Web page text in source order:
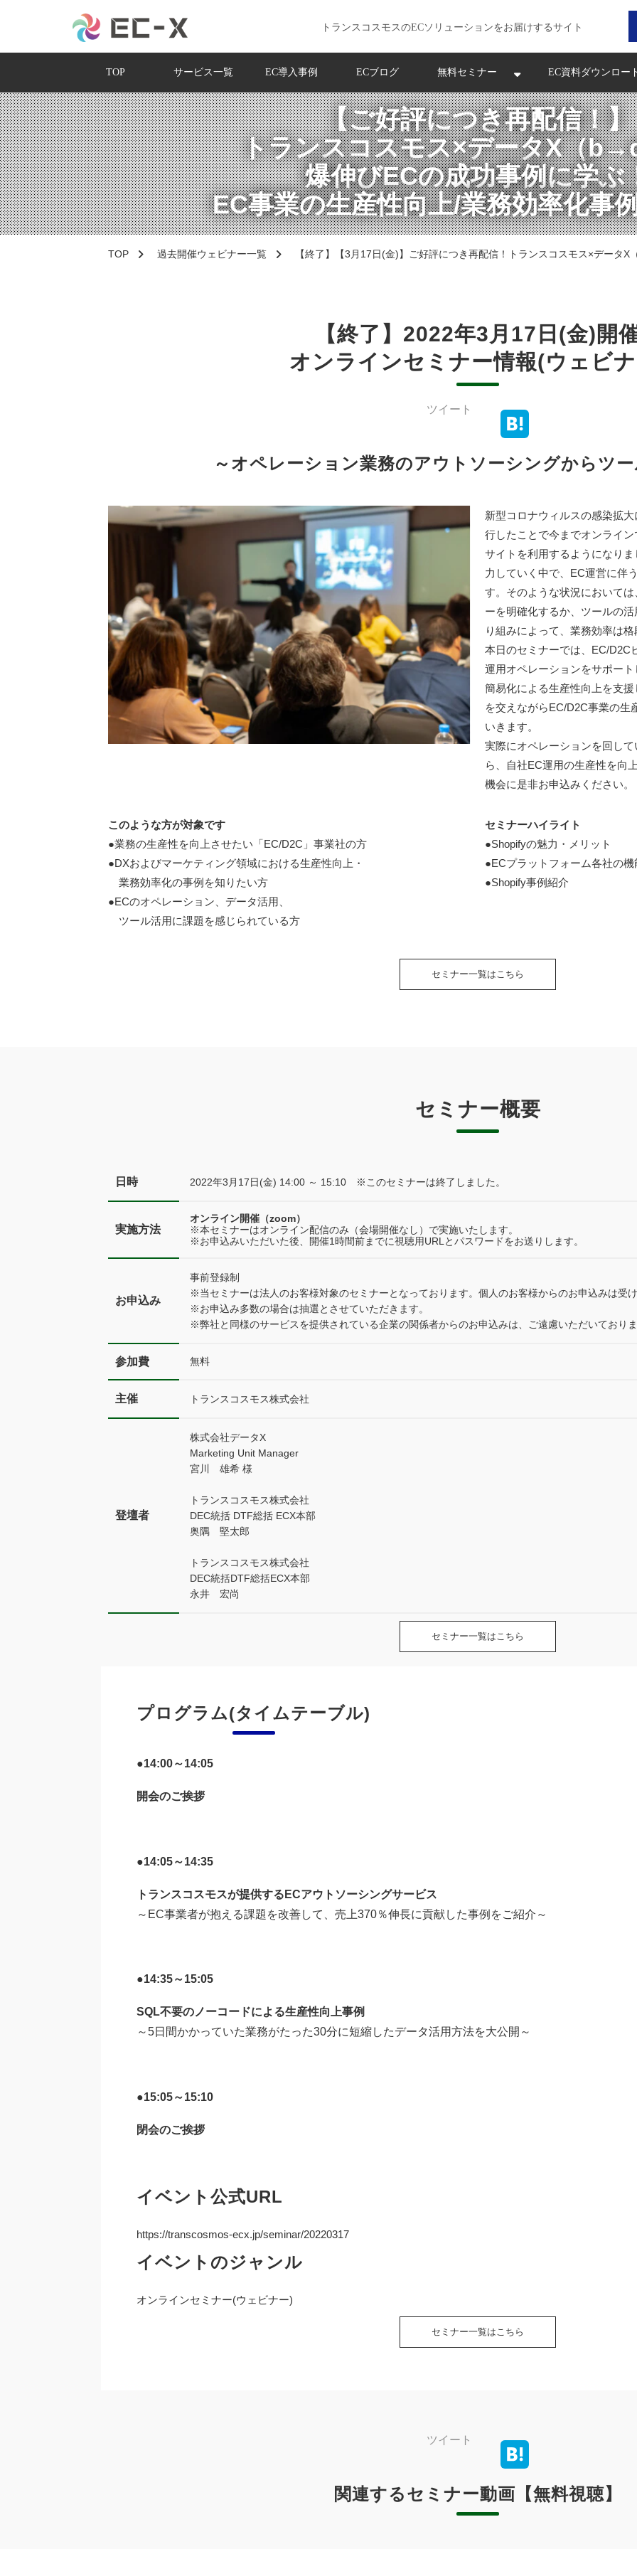
トランスコスモスのECソリューションをお届けするサイト
TOP サービス一覧 EC導入事例 ECブログ 無料セミナー EC資料ダウンロー
【ご好評につき再配信！】
トランスコスモス×データX（
爆伸びECの成功事例に学ぶ
EC事業の生産性向上/業務効率化事
TOP 過去開催ウェビナー一覧 【終了】【3月17日(金)】ご好評につき再配信！トランスコスモス×データ
【終了】2022年3月17日(金)開
オンラインセミナー情報(ウェビ
ツイート
～オペレーション業務のアウトソーシングからツ
新型コロナウィルスの感染拡
行したことで今までオンライ
サイトを利用するようになり
力していく中で、EC運営に伴
す。そのような状況において
ーを明確化するか、ツールの
り組みによって、業務効率は格
本日のセミナーでは、EC/D2C
運用オペレーションをサポー
簡易化による生産性向上を支
を交えながらEC/D2C事業の生
いきます。
実際にオペレーションを回し
ら、自社EC運用の生産性を向
機会に是非お申込みください。
このような方が対象です
●業務の生産性を向上させたい「EC/D2C」事業社の方
●DXおよびマーケティング領域における生産性向上・
業務効率化の事例を知りたい方
●ECのオペレーション、データ活用、
ツール活用に課題を感じられている方
セミナーハイライト
●Shopifyの魅力・メリット
●ECプラットフォーム各社の機
●Shopify事例紹介
セミナー一覧はこちら
セミナー概要
日時 2022年3月17日(金) 14:00 ～ 15:10 ※このセミナーは終了しました。
実施方法
オンライン開催（zoom）
※本セミナーはオンライン配信のみ（会場開催なし）で実施いたします。
※お申込みいただいた後、開催1時間前までに視聴用URLとパスワードをお送りします。
お申込み
事前登録制
※当セミナーは法人のお客様対象のセミナーとなっております。個人のお客様からのお申込みは受け
※お申込み多数の場合は抽選とさせていただきます。
※弊社と同様のサービスを提供されている企業の関係者からのお申込みは、ご遠慮いただいておりま
参加費 無料
主催 トランスコスモス株式会社
登壇者
株式会社データX
Marketing Unit Manager
宮川 雄希 様
トランスコスモス株式会社
DEC統括 DTF総括 ECX本部
奥隅 堅太郎
トランスコスモス株式会社
DEC統括DTF総括ECX本部
永井 宏尚
セミナー一覧はこちら
プログラム(タイムテーブル)
●14:00～14:05
開会のご挨拶
●14:05～14:35
トランスコスモスが提供するECアウトソーシングサービス
～EC事業者が抱える課題を改善して、売上370％伸長に貢献した事例をご紹介～
●14:35～15:05
SQL不要のノーコードによる生産性向上事例
～5日間かかっていた業務がたった30分に短縮したデータ活用方法を大公開～
●15:05～15:10
閉会のご挨拶
イベント公式URL
https://transcosmos-ecx.jp/seminar/20220317
イベントのジャンル
オンラインセミナー(ウェビナー)
セミナー一覧はこちら
ツイート
関連するセミナー動画【無料視聴】